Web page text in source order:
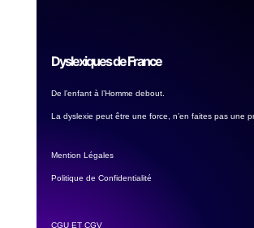
Dyslexiques de France
De l’enfant à l’Homme debout.
La dyslexie peut être une force, n’en faites pas une
Mention Légales
Politique de Confidentialité
CGU ET CGV